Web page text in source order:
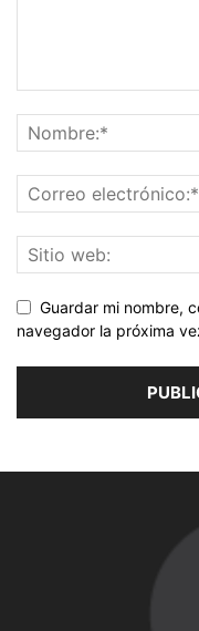
Guardar mi nombre,
navegador la próxima